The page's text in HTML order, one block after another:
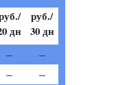
дн
руб./
30 дн
–
–
–
–